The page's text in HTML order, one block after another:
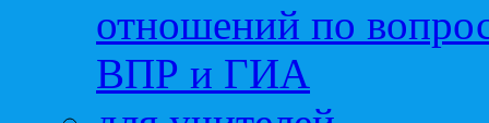
отношений по
ВПР и ГИА